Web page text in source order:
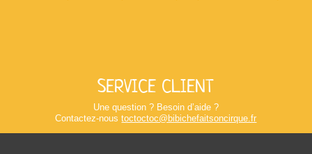
SERVICE CLIENT
Une question ? Besoin d’aide ?
Contactez-noustoctoctoc@bibichefaitsoncirque.fr